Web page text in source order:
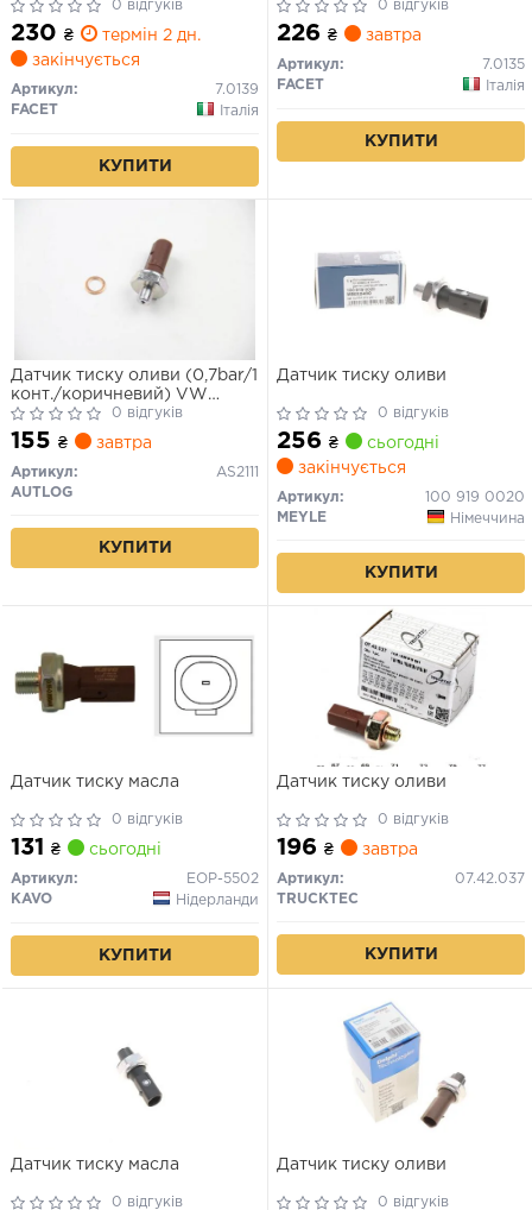
III/Golf V 1.0-1.8 95-
0 відгуків
230 ₴
термін 2 дн.
закінчується
Артикул:
7.0139
FACET
Італія
КУПИТИ
0 відгуків
226 ₴ завтра
Артикул:
7.0135
FACET
Італія
КУПИТИ
Датчик тиску оливи (0,7bar/1
конт./коричневий) VW
T4/Golf IV 1.2-2.5 TDI 92-10
0 відгуків
155 ₴ завтра
Артикул:
AS2111
AUTLOG
КУПИТИ
Датчик тиску оливи
0 відгуків
256 ₴
сьогодні
закінчується
Артикул:
100 919 0020
MEYLE
Німеччина
КУПИТИ
Датчик тиску масла
0 відгуків
131 ₴ сьогодні
Артикул:
EOP-5502
KAVO
Нідерланди
КУПИТИ
Датчик тиску оливи
0 відгуків
196 ₴ завтра
Артикул:
07.42.037
TRUCKTEC
КУПИТИ
Датчик тиску масла
0 відгуків
Датчик тиску оливи
0 відгуків